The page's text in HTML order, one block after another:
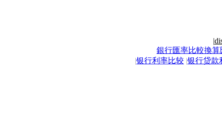
|
銀行匯率比較換算
|银行利率比较 |银行贷款